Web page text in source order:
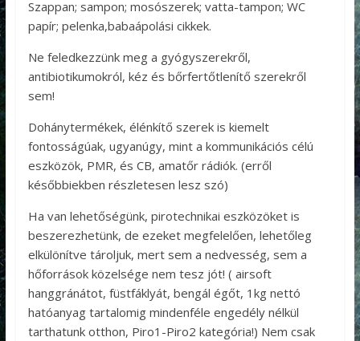
Szappan; sampon; mosószerek; vatta-tampon; WC
papír; pelenka,babaápolási cikkek.
Ne feledkezzünk meg a gyógyszerekről,
antibiotikumokról, kéz és bőrfertőtlenítő szerekről
sem!
Dohánytermékek, élénkítő szerek is kiemelt
fontosságúak, ugyanúgy, mint a kommunikációs célú
eszközök, PMR, és CB, amatőr rádiók. (erről
későbbiekben részletesen lesz szó)
Ha van lehetőségünk, pirotechnikai eszközöket is
beszerezhetünk, de ezeket megfelelően, lehetőleg
elkülönítve tároljuk, mert sem a nedvesség, sem a
hőforrások közelsége nem tesz jót! ( airsoft
hanggránátot, füstfáklyát, bengál égőt, 1kg nettó
hatóanyag tartalomig mindenféle engedély nélkül
tarthatunk otthon, Piro1-Piro2 kategória!) Nem csak